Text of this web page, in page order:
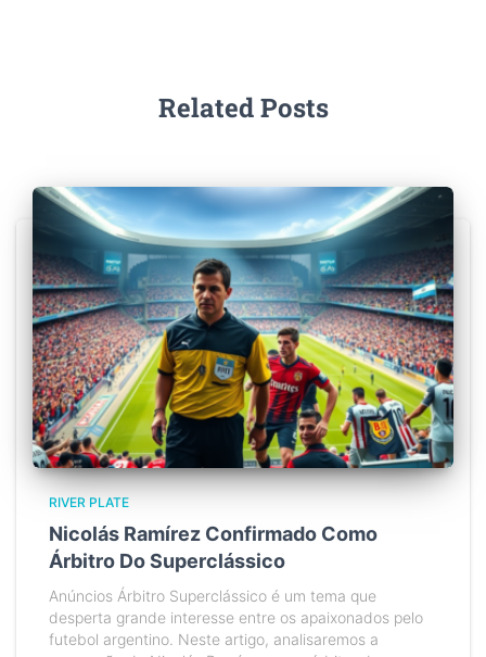
Related Posts
RIVER PLATE
Nicolás Ramírez Confirmado Como
Árbitro Do Superclássico
Anúncios Árbitro Superclássico é um tema que
desperta grande interesse entre os apaixonados pelo
futebol argentino. Neste artigo, analisaremos a